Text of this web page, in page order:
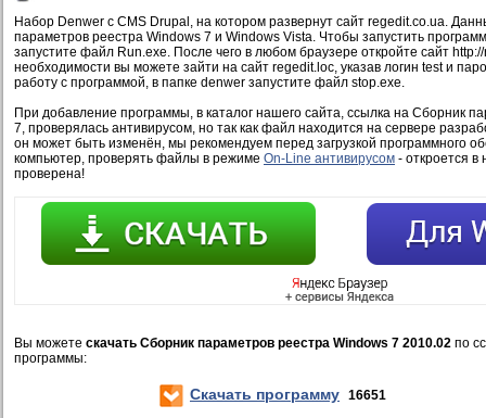
Набор Denwer с CMS Drupal, на котором развернут сайт regedit.co.ua.
параметров реестра Windows 7 и Windows Vista. Чтобы запустить
запустите файл Run.exe. После чего в любом браузере откройте сайт
необходимости вы можете зайти на сайт regedit.loc, указав логин test и
работу с программой, в папке denwer запустите файл stop.exe.
При добавление программы, в каталог нашего сайта, ссылка на Сборник
7, проверялась антивирусом, но так как файл находится на сервере
он может быть изменён, мы рекомендуем перед загрузкой программного
компьютер, проверять файлы в режиме On-Line антивирусом - откроется в
проверена!
Вы можете скачать Сборник параметров реестра Windows 7 2010.02 по
программы:
Скачать программу 16651